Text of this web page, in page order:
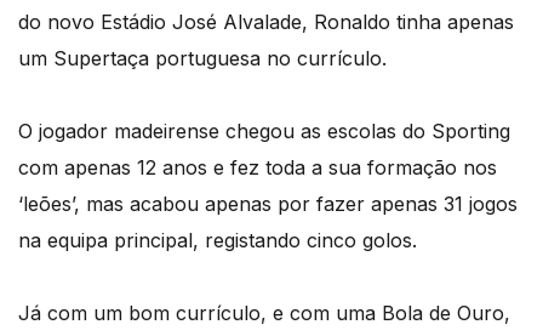
do novo Estádio José Alvalade, Ronaldo tinha apenas
um Supertaça portuguesa no currículo.
O jogador madeirense chegou as escolas do Sporting
com apenas 12 anos e fez toda a sua formação nos
‘leões’, mas acabou apenas por fazer apenas 31 jogos
na equipa principal, registando cinco golos.
Já com um bom currículo, e com uma Bola de Ouro,